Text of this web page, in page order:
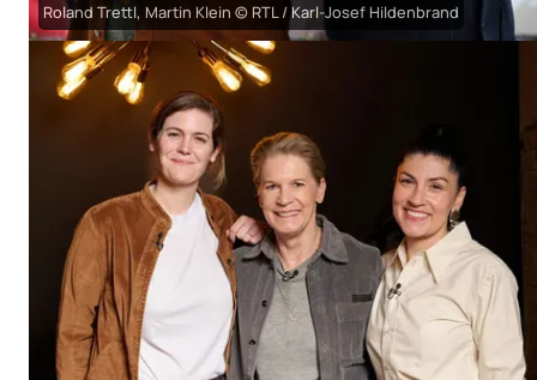
Roland Trettl, Martin Klein © RTL / Karl-Josef Hildenbrand